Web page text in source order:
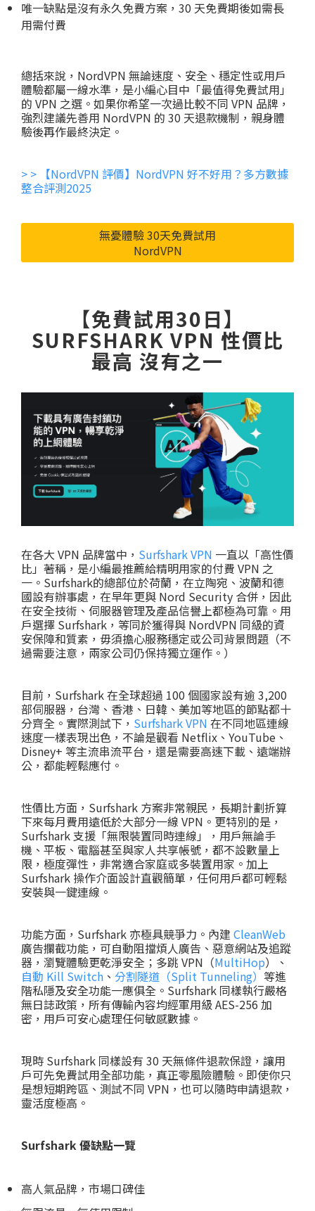
唯一缺點是沒有永久免費方案，30 天免費期後如需長
用需付費
總括來說，NordVPN 無論速度、安全、穩定性或用戶
體驗都屬一線水準，是小編心目中「最值得免費試用」
的 VPN 之選。如果你希望一次過比較不同 VPN 品牌，
強烈建議先善用 NordVPN 的 30 天退款機制，親身體
驗後再作最終決定。
> > 【NordVPN 評價】NordVPN 好不好用？多方數據
整合評測2025
無憂體驗 30天免費試用
NordVPN
【免費試用30日】
SURFSHARK VPN 性價比
最高 沒有之一
在各大 VPN 品牌當中， Surfshark VPN 一直以「高性價
比」著稱，是小編最推薦給精明用家的付費 VPN 之
一。Surfshark的總部位於荷蘭，在立陶宛、波蘭和德
國設有辦事處，在早年更與 Nord Security 合併，因此
在安全技術、伺服器管理及產品信譽上都極為可靠。用
戶選擇 Surfshark，等同於獲得與 NordVPN 同級的資
安保障和質素，毋須擔心服務穩定或公司背景問題（不
過需要注意，兩家公司仍保持獨立運作。）
目前，Surfshark 在全球超過 100 個國家設有逾 3,200
部伺服器，台灣、香港、日韓、美加等地區的節點都十
分齊全。實際測試下， Surfshark VPN 在不同地區連線
速度一樣表現出色，不論是觀看 Netflix、YouTube、
Disney+ 等主流串流平台，還是需要高速下載、遠端辦
公，都能輕鬆應付。
性價比方面，Surfshark 方案非常親民，長期計劃折算
下來每月費用遠低於大部分一線 VPN。更特別的是，
Surfshark 支援「無限裝置同時連線」，用戶無論手
機、平板、電腦甚至與家人共享帳號，都不設數量上
限，極度彈性，非常適合家庭或多裝置用家。加上
Surfshark 操作介面設計直觀簡單，任何用戶都可輕鬆
安裝與一鍵連線。
功能方面，Surfshark 亦極具競爭力。內建 CleanWeb
廣告攔截功能，可自動阻擋煩人廣告、惡意網站及追蹤
器，瀏覽體驗更乾淨安全；多跳 VPN（MultiHop）、
自動 Kill Switch 、 分割隧道（Split Tunneling） 等進
階私隱及安全功能一應俱全。Surfshark 同樣執行嚴格
無日誌政策，所有傳輸內容均經軍用級 AES-256 加
密，用戶可安心處理任何敏感數據。
現時 Surfshark 同樣設有 30 天無條件退款保證，讓用
戶可先免費試用全部功能，真正零風險體驗。即使你只
是想短期跨區、測試不同 VPN，也可以隨時申請退款，
靈活度極高。
Surfshark 優缺點一覽
高人氣品牌，市場口碑佳